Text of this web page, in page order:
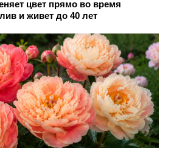
цвет прямо во время
и живет до 40 лет